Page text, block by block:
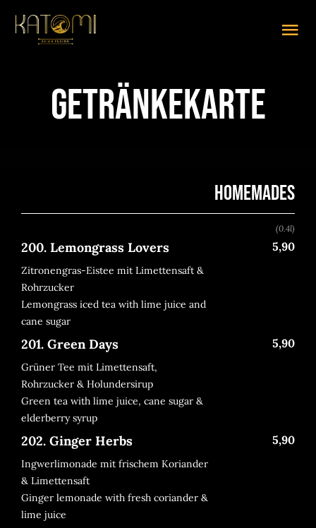
Zum
Inhalt
ABHOLEN
IMPRESSUM
Getränkekarte
HOMEMADES
(0.4l)
200. Lemongrass Lovers
Zitronengras-Eistee mit Limettensaft &
Rohrzucker
Lemongrass iced tea with lime juice and
cane sugar
5,90
201. Green Days
Grüner Tee mit Limettensaft,
Rohrzucker & Holundersirup
Green tea with lime juice, cane sugar &
elderberry syrup
5,90
202. Ginger Herbs
Ingwerlimonade mit frischem Koriander
& Limettensaft
Ginger lemonade with fresh coriander &
lime juice
5,90